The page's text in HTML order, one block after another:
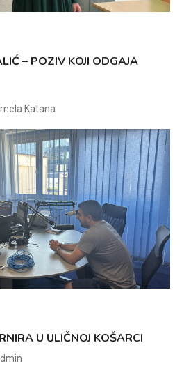
– POZIV KOJI ODGAJA
Katana
U ULIČNOJ KOŠARCI